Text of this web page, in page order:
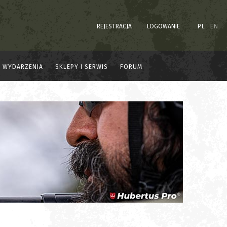
REJESTRACJA LOGOWANIE PL EN
WYDARZENIA SKLEPY I SERWIS FORUM